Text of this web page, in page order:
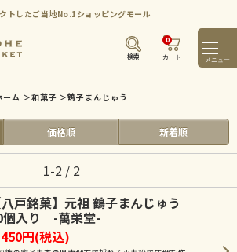
トしたご当地No.1ショッピングモール
検索 カート
0
メ
ーム ＞和菓子 ＞鶴子まんじゅう
価格順 新着順
1-2 / 2
八戸銘菓】元祖 鶴子まんじゅう
個入り -萬栄堂-
円(税込)